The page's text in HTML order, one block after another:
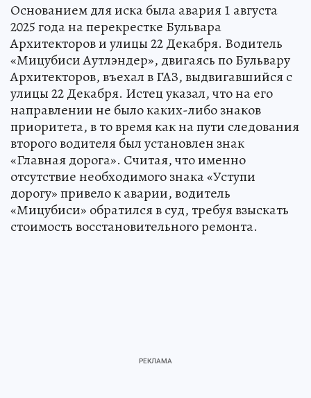
Основанием для иска была авария 1 августа
2025 года на перекрестке Бульвара
Архитекторов и улицы 22 Декабря. Водитель
«Мицубиси Аутлэндер», двигаясь по Бульвару
Архитекторов, въехал в ГАЗ, выдвигавшийся с
улицы 22 Декабря. Истец указал, что на его
направлении не было каких-либо знаков
приоритета, в то время как на пути следования
второго водителя был установлен знак
«Главная дорога». Считая, что именно
отсутствие необходимого знака «Уступи
дорогу» привело к аварии, водитель
«Мицубиси» обратился в суд, требуя взыскать
стоимость восстановительного ремонта.